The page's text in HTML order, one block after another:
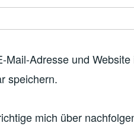
Mail-Adresse und
speichern.
mich über